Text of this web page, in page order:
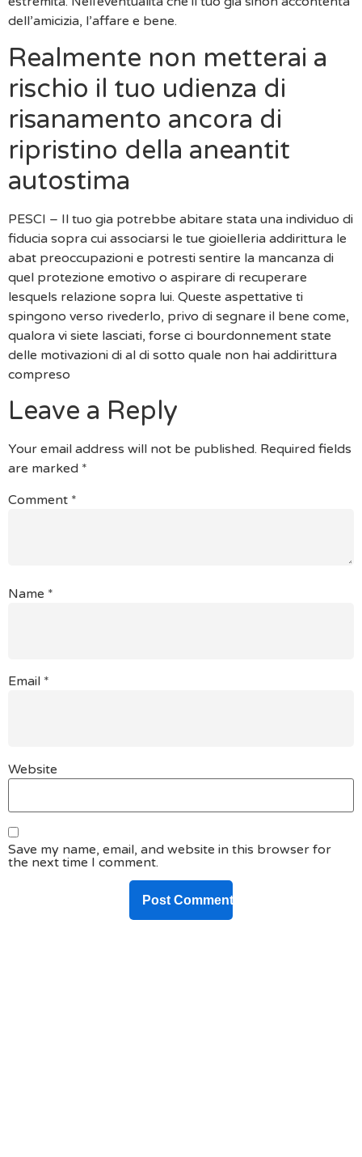
dell’amicizia, l’affare e bene.
Realmente non metterai a
rischio il tuo udienza di
risanamento ancora di
ripristino della aneantit
autostima
PESCI – Il tuo gia potrebbe abitare stata una individuo di
fiducia sopra cui associarsi le tue gioielleria addirittura le
abat preoccupazioni e potresti sentire la mancanza di
quel protezione emotivo o aspirare di recuperare
lesquels relazione sopra lui. Queste aspettative ti
spingono verso rivederlo, privo di segnare il bene come,
qualora vi siete lasciati, forse ci bourdonnement state
delle motivazioni di al di sotto quale non hai addirittura
compreso
Leave a Reply
Your email address will not be published. Required fields
are marked *
Comment *
Name *
Email *
Website
Save my name, email, and website in this browser for
the next time I comment.